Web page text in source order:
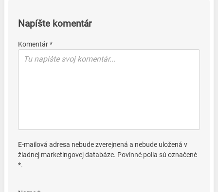
Napíšte komentár
Komentár *
E-mailová adresa nebude zverejnená a nebude uložená v
žiadnej marketingovej databáze. Povinné polia sú označené
*.